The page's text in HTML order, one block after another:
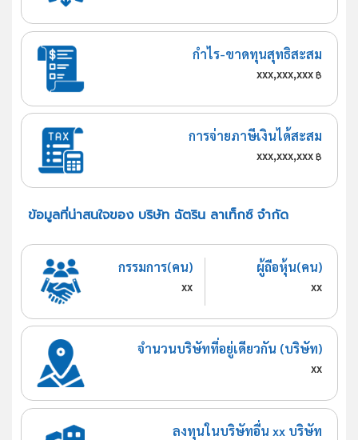
กำไร-ขาดทุนสุทธิสะสม
xxx,xxx,xxx฿
การจ่ายภาษีเงินได้สะสม
xxx,xxx,xxx฿
ข้อมูลที่น่าสนใจของ บริษัท ฉัตริน ลาเท็กซ์ จำกัด
กรรมการ(คน)
xx
ผู้ถือหุ้น(คน)
xx
จำนวนบริษัทที่อยู่เดียวกัน (บริษัท)
xx
ลงทุนในบริษัทอื่น xx บริษัท